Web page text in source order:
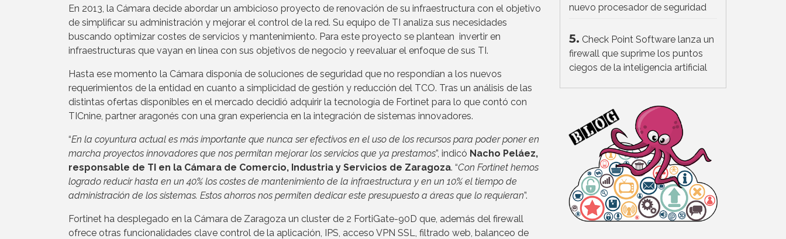
En 2013, la Cámara decide abordar un ambicioso proyecto de renovación de su infraestructura con el objetivo
de simplificar su administración y mejorar el control de la red. Su equipo de TI analiza sus necesidades
buscando optimizar costes de servicios y mantenimiento. Para este proyecto se plantean invertir en
infraestructuras que vayan en línea con sus objetivos de negocio y reevaluar el enfoque de sus TI.
Hasta ese momento la Cámara disponía de soluciones de seguridad que no respondían a los nuevos
requerimientos de la entidad en cuanto a simplicidad de gestión y reducción del TCO. Tras un análisis de las
distintas ofertas disponibles en el mercado decidió adquirir la tecnología de Fortinet para lo que contó con
TICnine, partner aragonés con una gran experiencia en la integración de sistemas innovadores.
“En la coyuntura actual es más importante que nunca ser efectivos en el uso de los recursos para poder poner en
marcha proyectos innovadores que nos permitan mejorar los servicios que ya prestamos”, indicó Nacho Peláez,
responsable de TI en la Cámara de Comercio, Industria y Servicios de Zaragoza. “Con Fortinet hemos
logrado reducir hasta en un 40% los costes de mantenimiento de la infraestructura y en un 10% el tiempo de
administración de los sistemas. Estos ahorros nos permiten dedicar este presupuesto a áreas que lo requieran”.
Fortinet ha desplegado en la Cámara de Zaragoza un cluster de 2 FortiGate-90D que, además del firewall
ofrece otras funcionalidades clave control de la aplicación, IPS, acceso VPN SSL, filtrado web, balanceo de
nuevo procesador de seguridad
5. Check Point Software lanza un
firewall que suprime los puntos
ciegos de la inteligencia artificial